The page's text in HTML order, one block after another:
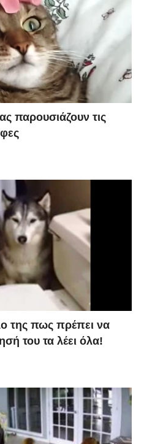
παρουσιάζουν τις
της πως πρέπει να
του τα λέει όλα!